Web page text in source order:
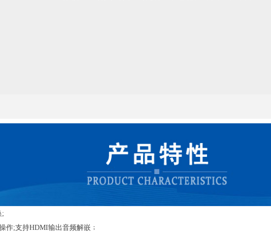
;
作;支持HDMI输出音频解嵌﹔